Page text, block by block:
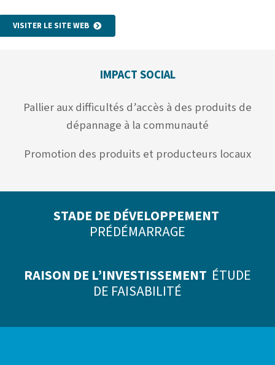
VISITER LE SITE WEB
IMPACT SOCIAL
Pallier aux difficultés d’accès à des produits de
dépannage à la communauté
Promotion des produits et producteurs locaux
STADE DE DÉVELOPPEMENT
PRÉDÉMARRAGE
RAISON DE L’INVESTISSEMENT ÉTUDE
DE FAISABILITÉ